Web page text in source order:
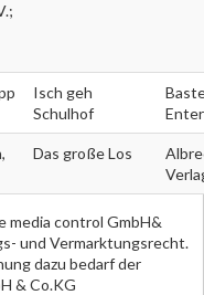
Isch geh
Schulhof
Das große Los
media control GmbH&
und Vermarktungsrecht.
dazu bedarf der
& Co.KG